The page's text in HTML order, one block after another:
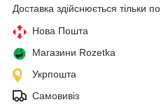
Доставка здійснюється тільки
Нова Пошта
Магазини Rozetka
Укрпошта
Самовивіз